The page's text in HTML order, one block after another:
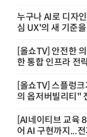
누구나 AI로 디자
심 UX'의 새 기준
[올쇼TV] 안전한
한 통합 인프라 전
[올쇼TV] 스플렁
의 옵저버빌리티"
[AI네이티브 교육
어 AI 구현까지...